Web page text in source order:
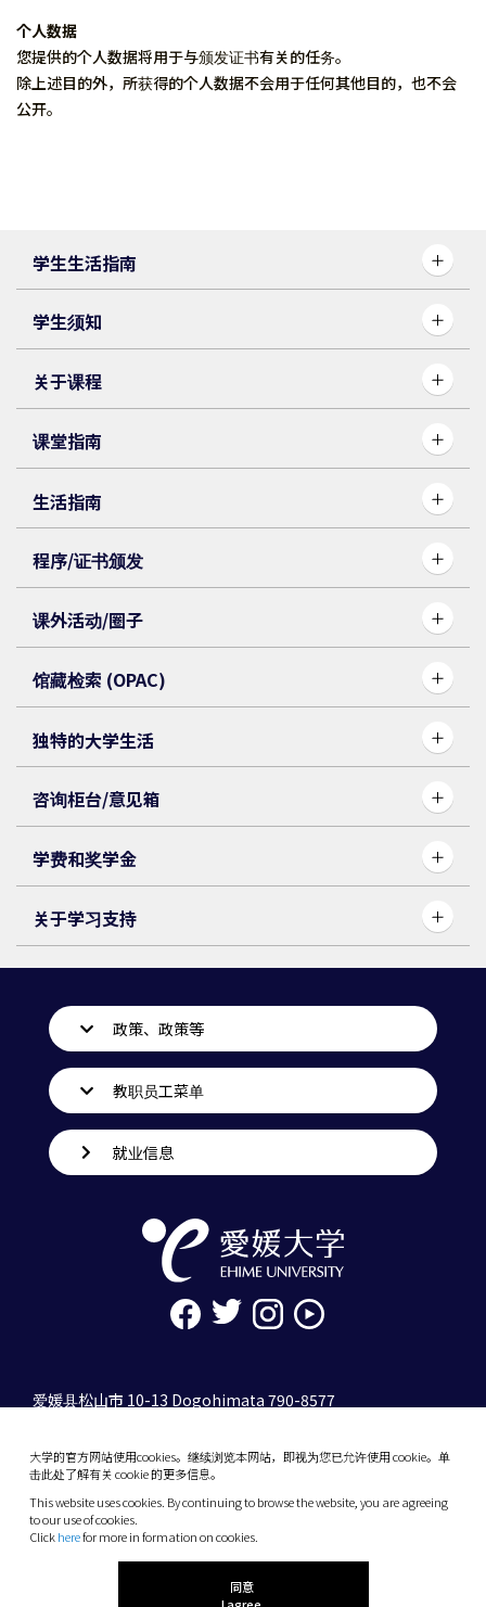
学生生活指南
学生须知
关于课程
课堂指南
生活指南
程序/证书颁发
课外活动/圈子
馆藏检索 (OPAC)
独特的大学生活
咨询柜台/意见箱
学费和奖学金
关于学习支持
个人数据
您提供的个人数据将用于与颁发证书有关的任务。
除上述目的外，所获得的个人数据不会用于任何其他目的，也不会
公开。
大学的官方网站使用cookies。继续浏览本网站，即视为您已允许使用 cookie。单
击此处了解有关 cookie 的更多信息。
This website uses cookies. By continuing to browse the website, you are agreeing
to our use of cookies.
Clickherefor more in formation on cookies.
同意
政策、政策等
教职员工菜单
就业信息
爱媛县松山市 10-13 Dogohimata 790-8577
10-13 Dogo-Himata, Matsuyama, Ehime 790-
Phone: +81 89-927-9000
(C) 2026 Ehime University.